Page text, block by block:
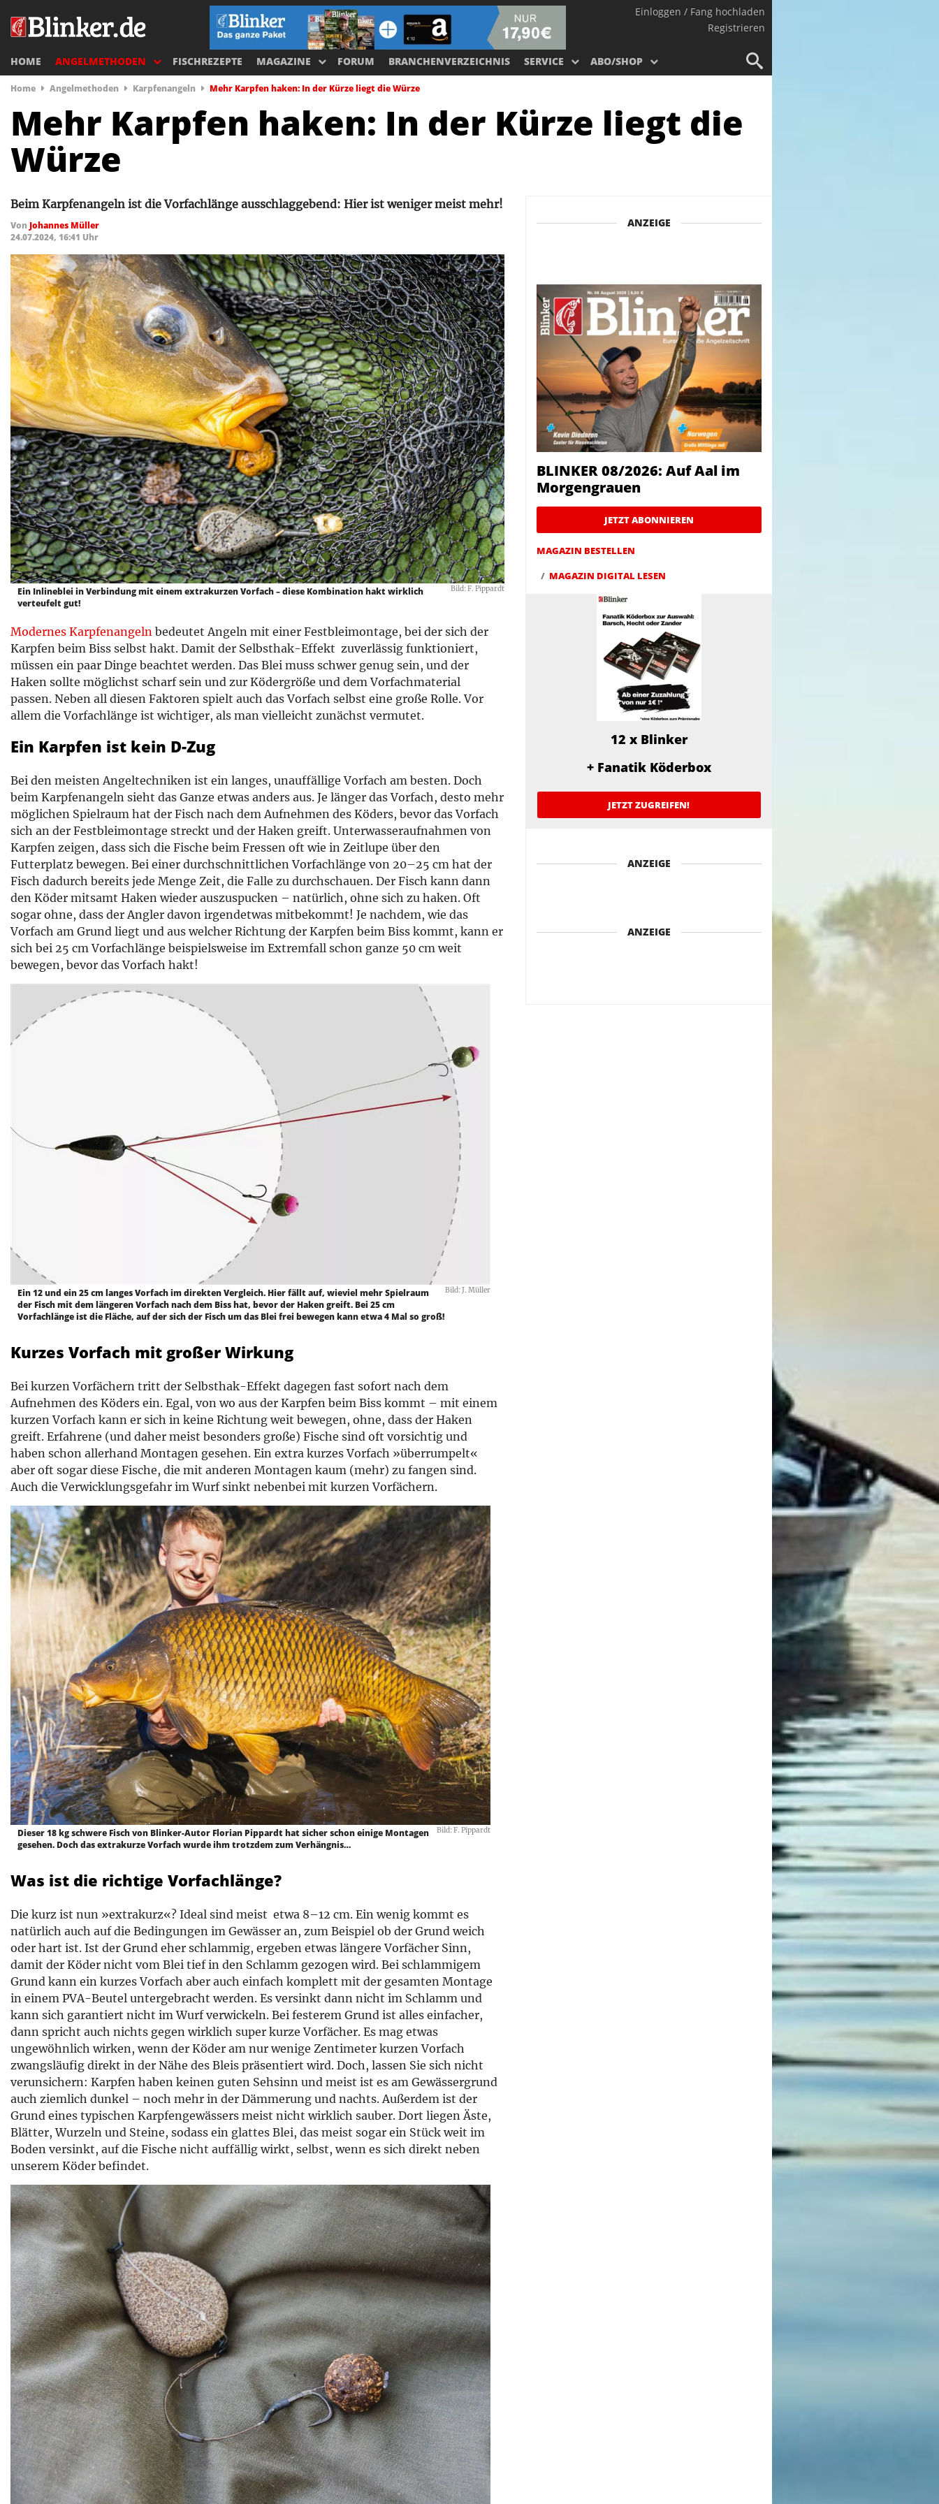
Einloggen / Fang hochladen
Registrieren
HOME ANGELMETHODEN FISCHREZEPTE MAGAZINE FORUM BRANCHENVERZEICHNIS SERVICE ABO/SHOP
Home Angelmethoden Karpfenangeln Mehr Karpfen haken: In der Kürze liegt die Würze
Mehr Karpfen haken: In der Kürze liegt die
Würze
Beim Karpfenangeln ist die Vorfachlänge ausschlaggebend: Hier ist weniger meist mehr!
Von Johannes Müller
24.07.2024, 16:41 Uhr
Bild: F. Pippardt
Ein Inlineblei in Verbindung mit einem extrakurzen Vorfach – diese Kombination hakt wirklich
verteufelt gut!
Modernes Karpfenangeln bedeutet Angeln mit einer Festbleimontage, bei der sich der
Karpfen beim Biss selbst hakt. Damit der Selbsthak-Effekt zuverlässig funktioniert,
müssen ein paar Dinge beachtet werden. Das Blei muss schwer genug sein, und der
Haken sollte möglichst scharf sein und zur Ködergröße und dem Vorfachmaterial
passen. Neben all diesen Faktoren spielt auch das Vorfach selbst eine große Rolle. Vor
allem die Vorfachlänge ist wichtiger, als man vielleicht zunächst vermutet.
Ein Karpfen ist kein D-Zug
Bei den meisten Angeltechniken ist ein langes, unauffällige Vorfach am besten. Doch
beim Karpfenangeln sieht das Ganze etwas anders aus. Je länger das Vorfach, desto mehr
möglichen Spielraum hat der Fisch nach dem Aufnehmen des Köders, bevor das Vorfach
sich an der Festbleimontage streckt und der Haken greift. Unterwasseraufnahmen von
Karpfen zeigen, dass sich die Fische beim Fressen oft wie in Zeitlupe über den
Futterplatz bewegen. Bei einer durchschnittlichen Vorfachlänge von 20–25 cm hat der
Fisch dadurch bereits jede Menge Zeit, die Falle zu durchschauen. Der Fisch kann dann
den Köder mitsamt Haken wieder auszuspucken – natürlich, ohne sich zu haken. Oft
sogar ohne, dass der Angler davon irgendetwas mitbekommt! Je nachdem, wie das
Vorfach am Grund liegt und aus welcher Richtung der Karpfen beim Biss kommt, kann er
sich bei 25 cm Vorfachlänge beispielsweise im Extremfall schon ganze 50 cm weit
bewegen, bevor das Vorfach hakt!
Bild: J. Müller
Ein 12 und ein 25 cm langes Vorfach im direkten Vergleich. Hier fällt auf, wieviel mehr Spielraum
der Fisch mit dem längeren Vorfach nach dem Biss hat, bevor der Haken greift. Bei 25 cm
Vorfachlänge ist die Fläche, auf der sich der Fisch um das Blei frei bewegen kann etwa 4 Mal so groß!
Kurzes Vorfach mit großer Wirkung
Bei kurzen Vorfächern tritt der Selbsthak-Effekt dagegen fast sofort nach dem
Aufnehmen des Köders ein. Egal, von wo aus der Karpfen beim Biss kommt – mit einem
kurzen Vorfach kann er sich in keine Richtung weit bewegen, ohne, dass der Haken
greift. Erfahrene (und daher meist besonders große) Fische sind oft vorsichtig und
haben schon allerhand Montagen gesehen. Ein extra kurzes Vorfach »überrumpelt«
aber oft sogar diese Fische, die mit anderen Montagen kaum (mehr) zu fangen sind.
Auch die Verwicklungsgefahr im Wurf sinkt nebenbei mit kurzen Vorfächern.
Bild: F. Pippardt
Dieser 18 kg schwere Fisch von Blinker-Autor Florian Pippardt hat sicher schon einige Montagen
gesehen. Doch das extrakurze Vorfach wurde ihm trotzdem zum Verhängnis…
Was ist die richtige Vorfachlänge?
Die kurz ist nun »extrakurz«? Ideal sind meist etwa 8–12 cm. Ein wenig kommt es
natürlich auch auf die Bedingungen im Gewässer an, zum Beispiel ob der Grund weich
oder hart ist. Ist der Grund eher schlammig, ergeben etwas längere Vorfächer Sinn,
damit der Köder nicht vom Blei tief in den Schlamm gezogen wird. Bei schlammigem
Grund kann ein kurzes Vorfach aber auch einfach komplett mit der gesamten Montage
in einem PVA-Beutel untergebracht werden. Es versinkt dann nicht im Schlamm und
kann sich garantiert nicht im Wurf verwickeln. Bei festerem Grund ist alles einfacher,
dann spricht auch nichts gegen wirklich super kurze Vorfächer. Es mag etwas
ungewöhnlich wirken, wenn der Köder am nur wenige Zentimeter kurzen Vorfach
zwangsläufig direkt in der Nähe des Bleis präsentiert wird. Doch, lassen Sie sich nicht
verunsichern: Karpfen haben keinen guten Sehsinn und meist ist es am Gewässergrund
auch ziemlich dunkel – noch mehr in der Dämmerung und nachts. Außerdem ist der
Grund eines typischen Karpfengewässers meist nicht wirklich sauber. Dort liegen Äste,
Blätter, Wurzeln und Steine, sodass ein glattes Blei, das meist sogar ein Stück weit im
Boden versinkt, auf die Fische nicht auffällig wirkt, selbst, wenn es sich direkt neben
unserem Köder befindet.
ANZEIGE
BLINKER 08/2026: Auf Aal im
Morgengrauen
JETZT ABONNIEREN
MAGAZIN BESTELLEN
MAGAZIN DIGITAL LESEN
12 x Blinker
+ Fanatik Köderbox
JETZT ZUGREIFEN!
ANZEIGE
ANZEIGE